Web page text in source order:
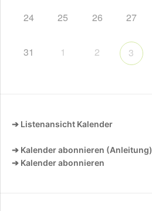
24 25 26 27
31 1 2 3
➔ Listenansicht Kalender
➔ Kalender abonnieren (Anleitung)
➔ Kalender abonnieren